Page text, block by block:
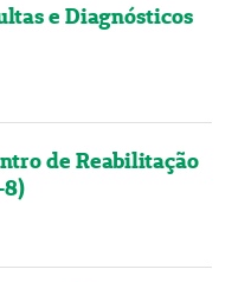
e Diagnósticos
de Reabilitação
8)